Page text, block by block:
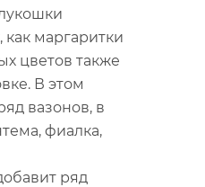
маргаритки
цветов также
В этом
вазонов, в
фиалка,
ряд